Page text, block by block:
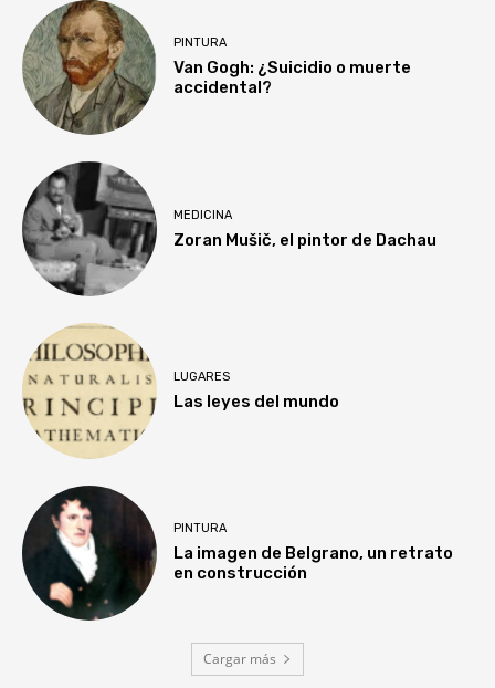
PINTURA
Van Gogh: ¿Suicidio o muerte
accidental?
MEDICINA
Zoran Mušič, el pintor de Dachau
LUGARES
Las leyes del mundo
PINTURA
La imagen de Belgrano, un retrato
en construcción
Cargar más